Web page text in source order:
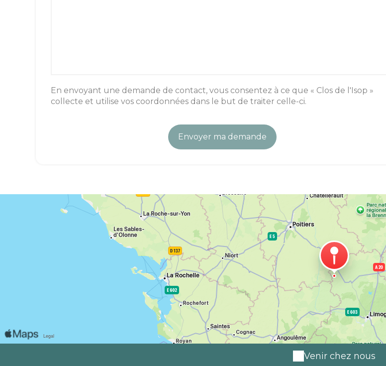
En envoyant une demande de contact, vous consentez à ce que « Clos de l'Isop »
collecte et utilise vos coordonnées dans le but de traiter celle-ci.
Venir chez nous